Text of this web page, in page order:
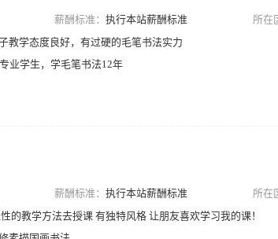
薪酬标准： 执行本站薪酬标准 所在
教学态度良好，有过硬的毛笔书法实力
业学生，学毛笔书法12年
薪酬标准： 执行本站薪酬标准 所在
的教学方法去授课 有独特风格 让朋友喜欢学习我的课！